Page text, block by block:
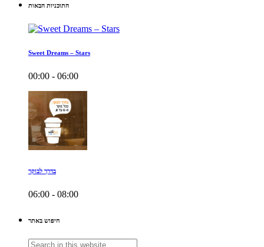
התוכניות הבאות
Sweet Dreams – Stars
00:00 - 06:00
בדרך לבוקר
06:00 - 08:00
חיפוש באתר